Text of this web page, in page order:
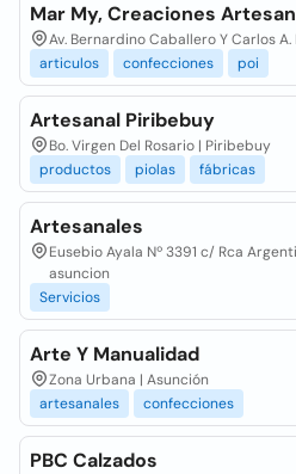
Mar My, Creaciones
Av. Bernardino Caballero Y Carlos
articulos
confecciones poi
Artesanal Piribebuy
Bo. Virgen Del Rosario | Piribebuy
productos
piolas fábricas
Artesanales
Eusebio Ayala Nº 3391 c/ Rca
asuncion
Servicios
Arte Y Manualidad
Zona Urbana | Asunción
artesanales
confecciones
PBC Calzados